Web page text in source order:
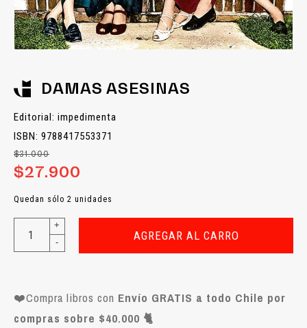
DAMAS ASESINAS
Editorial: impedimenta
ISBN: 9788417553371
$31.000
$27.900
Quedan sólo 2 unidades
+
-
AGREGAR AL CARRO
❤️Compra libros con Envío GRATIS a todo Chile por
compras sobre $40.000 🐈